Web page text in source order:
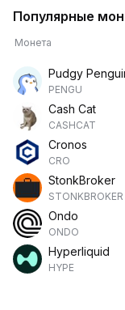
Популярные
Монета
Pudgy
PENGU
Cash Cat
CASHCAT
Cronos
CRO
StonkBroker
STONKBROKER
Ondo
ONDO
Hyperliquid
HYPE